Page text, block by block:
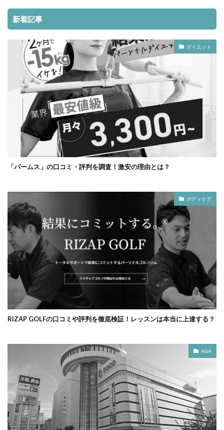
新着記事
ダイエット
「パームス」の口コミ・評判を調査！激安の理由とは？
ボディケア
RIZAP GOLFの口コミや評判を徹底検証！レッスンは本当に上達する？
AGA